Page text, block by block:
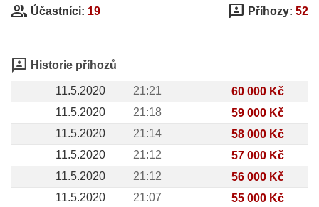
group Účastníci: 19 3p Příhozy: 52
3p Historie příhozů
11.5.2020 21:21
60 000 Kč
11.5.2020
21:18
59 000 Kč
11.5.2020
21:14
58 000 Kč
11.5.2020
21:12
57 000 Kč
11.5.2020
21:12
56 000 Kč
11.5.2020
21:07
55 000 Kč